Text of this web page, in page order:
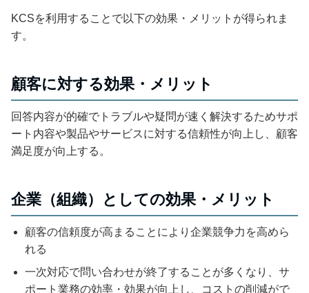
KCSを利用することで以下の効果・メリットが得られま
す。
顧客に対する効果・メリット
回答内容が的確でトラブルや疑問が速く解決するためサポ
ート内容や製品やサービスに対する信頼性が向上し、顧客
満足度が向上する。
企業（組織）としての効果・メリット
顧客の信頼度が高まることにより企業競争力を高めら
れる
一次対応で問い合わせが終了することが多くなり、サ
ポート業務の効率・効果が向上し、コストの削減がで